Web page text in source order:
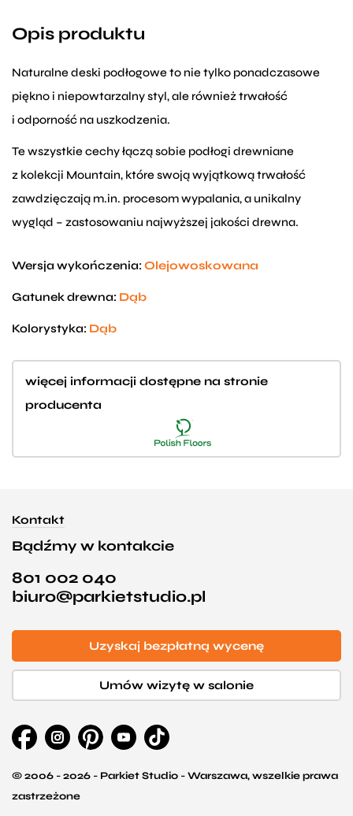
Opis produktu
Naturalne deski podłogowe to nie tylko ponadczasowe
piękno i niepowtarzalny styl, ale również trwałość
i odporność na uszkodzenia.
Te wszystkie cechy łączą sobie podłogi drewniane
z kolekcji Mountain, które swoją wyjątkową trwałość
zawdzięczają m.in. procesom wypalania, a unikalny
wygląd – zastosowaniu najwyższej jakości drewna.
Wersja wykończenia: Olejowoskowana
Gatunek drewna: Dąb
Kolorystyka: Dąb
więcej informacji dostępne na stronie
producenta
Kontakt
Bądźmy w kontakcie
801 002 040
biuro@parkietstudio.pl
Uzyskaj bezpłatną wycenę
Umów wizytę w salonie
© 2006 - 2026 - Parkiet Studio - Warszawa, wszelkie prawa
zastrzeżone